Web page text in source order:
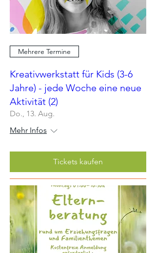
Mehrere Termine
Kreativwerkstatt für Kids (3-6
Jahre) - jede Woche eine neue
Aktivität (2)
Do., 13. Aug.
Mehr Infos
Tickets kaufen